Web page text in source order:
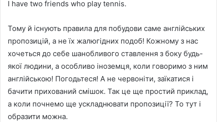
I have two friends who play tennis.
Тому й існують правила для побудови саме англійських
пропозицій, а не їх жалюгідних подоб! Кожному з нас
хочеться до себе шанобливого ставлення з боку будь-
якої людини, а особливо іноземця, коли говоримо з ним
англійською! Погодьтеся! А не червоніти, заїкатися і
бачити прихований смішок. Так це ще простий приклад,
а коли почнемо ще ускладнювати пропозиції? То тут і
образити можна.